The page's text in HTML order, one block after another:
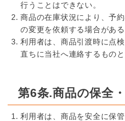
行うことはできない。
商品の在庫状況により、予
の変更を依頼する場合がある
利用者は、商品引渡時に点
直ちに当社へ連絡するものと
第6条.商品の保全
利用者は、商品を安全に保